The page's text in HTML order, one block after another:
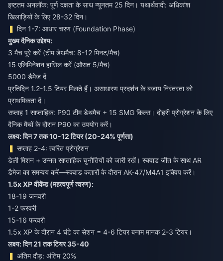
इष्टतम अनलॉक: पूर्ण दक्षता के साथ न्यूनतम 25 दिन। यथार्थवादी: अधिकांश
खिलाड़ियों के लिए 28-32 दिन।
दिन 1-7: आधार चरण (Foundation Phase)
मुख्य दैनिक उद्देश्य:
3 मैच पूरे करें (टीम डेथमैच: 8-12 मिनट/मैच)
15 एलिमिनेशन हासिल करें (औसत 5/मैच)
5000 डैमेज दें
प्रतिदिन 1.2-1.5 टियर मिलते हैं। असाधारण प्रदर्शन के बजाय निरंतरता को
प्राथमिकता दें।
सप्ताह 1 साप्ताहिक: P90 टीम डेथमैच + 15 SMG किल्स। दोहरी प्रोग्रेशन के लिए
दैनिक मैचों के दौरान P90 का उपयोग करें।
लक्ष्य: दिन 7 तक 10-12 टियर (20-24% पूर्णता)
सप्ताह 2-4: त्वरित प्रोग्रेशन
डेली मिशन + उन्नत साप्ताहिक चुनौतियों को जारी रखें। स्क्वाड जीत के साथ AR
डैमेज का समन्वय करें—स्क्वाड कतारों के दौरान AK-47/M4A1 इक्विप करें।
1.5x XP वीकेंड (महत्वपूर्ण त्वरण):
18-19 जनवरी
1-2 फरवरी
15-16 फरवरी
1.5x XP के दौरान 4 घंटे का सेशन = 4-6 टियर बनाम मानक 2-3 टियर।
लक्ष्य: दिन 21 तक टियर 35-40
अंतिम दौड़: अंतिम 20%